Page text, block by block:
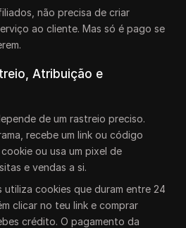
não precisa de criar
ao cliente. Mas só é pago se
Atribuição e
de um rastreio preciso.
recebe um link ou código
ou usa um pixel de
e vendas a si.
utiliza cookies que duram entre 24
clicar no teu link e comprar
crédito. O pagamento da